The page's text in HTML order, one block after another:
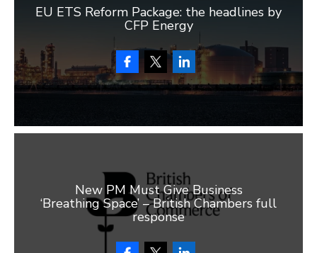
EU ETS Reform Package: the headlines by
CFP Energy
New PM Must Give Business
‘Breathing Space’ – British Chambers full
response